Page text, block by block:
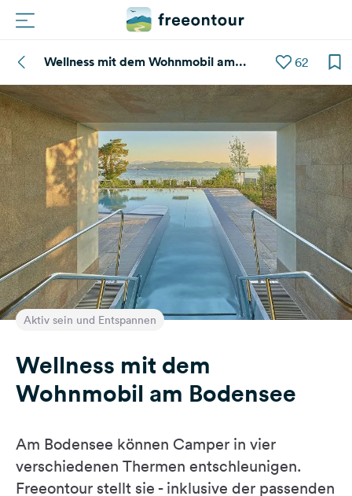
Plätze
Magazin
Partner
Registrieren
Einloggen
Newsletter
Feedback
Sprache:
Folge
auf
Wellness mit dem Wohnmobil am
62
Aktiv sein und Entspannen
Wellness mit dem
Wohnmobil am Bodensee
Am Bodensee können Camper in vier
verschiedenen Thermen entschleunigen.
Freeontour stellt sie - inklusive der passenden